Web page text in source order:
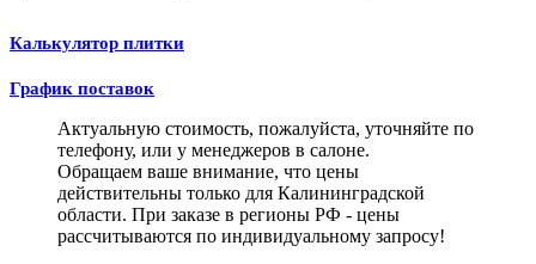
Калькулятор плитки
График поставок
Актуальную стоимость, пожалуйста, уточняйте по
телефону, или у менеджеров в салоне.
Обращаем ваше внимание, что цены
действительны только для Калининградской
области. При заказе в регионы РФ - цены
рассчитываются по индивидуальному запросу!